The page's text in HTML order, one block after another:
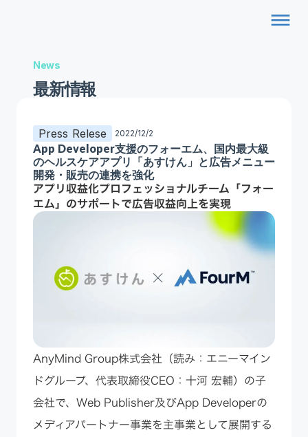
dehaze
News
最新情報
Press Relese 2022/12/2
App Developer支援のフォーエム、国内最大級
のヘルスケアアプリ「あすけん」と広告メニュー
開発・販売の連携を強化
アプリ収益化プロフェッショナルチーム「フォー
エム」のサポートで広告収益向上を実現
AnyMind Group株式会社（読み：エニーマイン
ドグループ、代表取締役CEO：十河 宏輔）の子
会社で、Web Publisher及びApp Developerの
メディアパートナー事業を主事業として展開する